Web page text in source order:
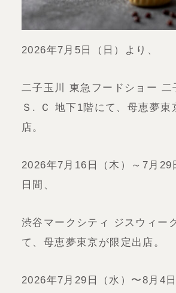
2026年7月5日（日）より、
二子玉川 東急フードショー 二
Ｓ. Ｃ 地下1階にて、母恵夢東
店。
2026年7月16日（木）～7月29
日間、
渋谷マークシティ ジスウィー
て、母恵夢東京が限定出店。
2026年7月29日（水）〜8月4